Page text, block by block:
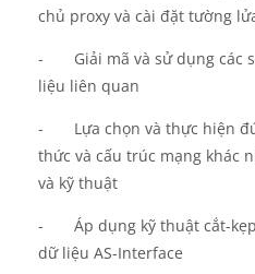
chủ proxy và cài đặt tường
- Giải mã và sử dụng các
liệu liên quan
- Lựa chọn và thực hiện
thức và cấu trúc mạng khác
và kỹ thuật
- Áp dụng kỹ thuật cắt-kẹp
dữ liệu AS-Interface